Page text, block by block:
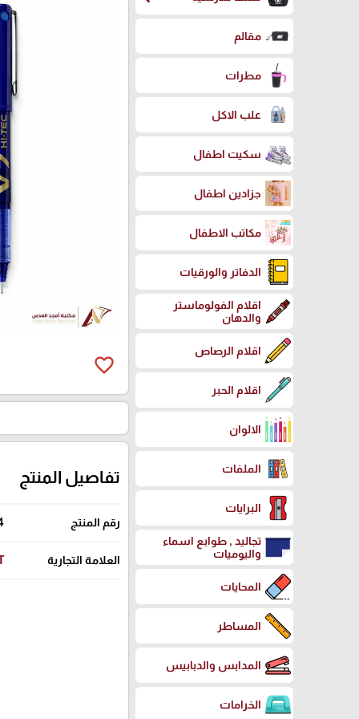
مقالم
مطرات
علب الاكل
سكيت اطفال
جزادين اطفال
مكاتب الاطفال
الدفاتر والورقيات
اقلام الفولوماستر
والدهان
اقلام الرصاص
اقلام الحبر
الالوان
الملفات
البرايات
تجاليد , طوابع اسماء
واليوميات
المحايات
المساطر
المدابس والدبابيس
الخرامات
favorite_border
تفاصيل المنتج
رقم المنتج
العلامة التجارية